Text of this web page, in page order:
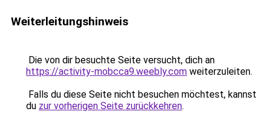
Weiterleitungshinweis
Die von dir besuchte Seite versucht, dich an
https://activity-mobcca9.weebly.com weiterzuleiten.
Falls du diese Seite nicht besuchen möchtest, kannst
du zur vorherigen Seite zurückkehren.